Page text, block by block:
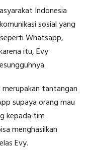
Indonesia
sosial yang
Whatsapp,
itu, Evy
tantangan
supaya orang mau
kepada tim
menghasilkan
Evy.